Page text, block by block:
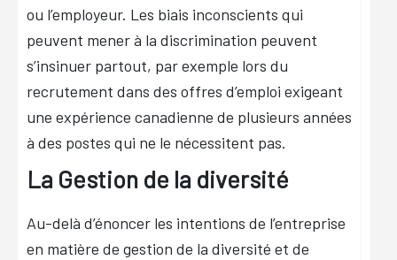
ou l’employeur. Les biais inconscients qui
peuvent mener à la discrimination peuvent
s’insinuer partout, par exemple lors du
recrutement dans des offres d’emploi exigeant
une expérience canadienne de plusieurs années
à des postes qui ne le nécessitent pas.
La Gestion de la diversité
Au-delà d’énoncer les intentions de l’entreprise
en matière de gestion de la diversité et de